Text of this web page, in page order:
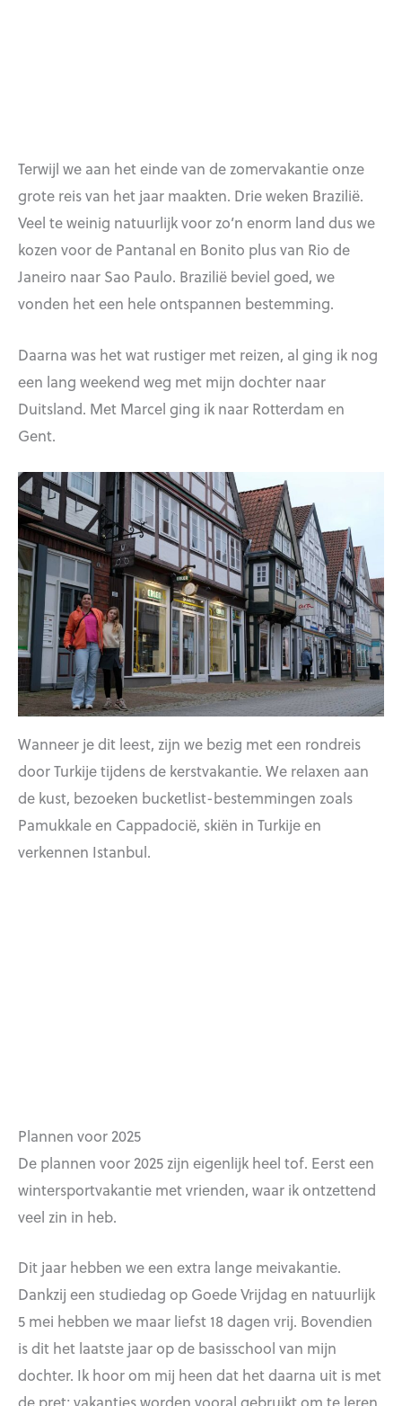
Terwijl we aan het einde van de zomervakantie onze
grote reis van het jaar maakten. Drie weken Brazilië.
Veel te weinig natuurlijk voor zo’n enorm land dus we
kozen voor de Pantanal en Bonito plus van Rio de
Janeiro naar Sao Paulo. Brazilië beviel goed, we
vonden het een hele ontspannen bestemming.
Daarna was het wat rustiger met reizen, al ging ik nog
een lang weekend weg met mijn dochter naar
Duitsland. Met Marcel ging ik naar Rotterdam en
Gent.
Wanneer je dit leest, zijn we bezig met een rondreis
door Turkije tijdens de kerstvakantie. We relaxen aan
de kust, bezoeken bucketlist-bestemmingen zoals
Pamukkale en Cappadocië, skiën in Turkije en
verkennen Istanbul.
Plannen voor 2025
De plannen voor 2025 zijn eigenlijk heel tof. Eerst een
wintersportvakantie met vrienden, waar ik ontzettend
veel zin in heb.
Dit jaar hebben we een extra lange meivakantie.
Dankzij een studiedag op Goede Vrijdag en natuurlijk
5 mei hebben we maar liefst 18 dagen vrij. Bovendien
is dit het laatste jaar op de basisschool van mijn
dochter. Ik hoor om mij heen dat het daarna uit is met